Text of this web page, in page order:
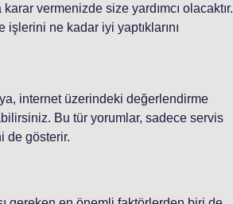
vermenizde size yardımcı olacaktır.
ne kadar iyi yaptıklarını
internet üzerindeki değerlendirme
Bu tür yorumlar, sadece servis
de gösterir.